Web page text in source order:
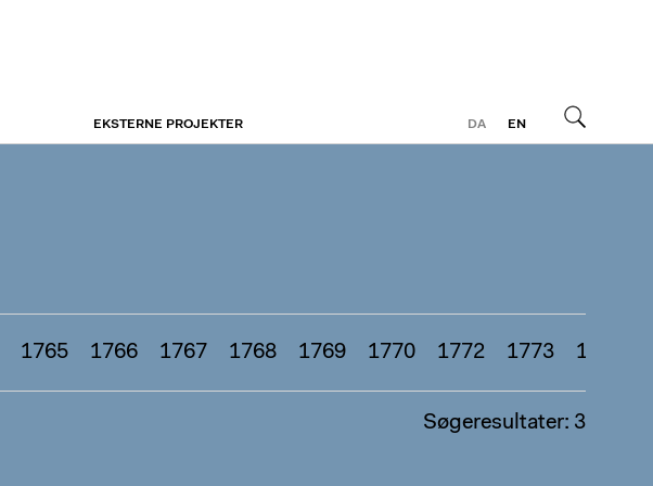
DA
EN
EKSTERNE PROJEKTER
1765 1766 1767 1768 1769 1770 1772 1773 1774
Søgeresultater: 3